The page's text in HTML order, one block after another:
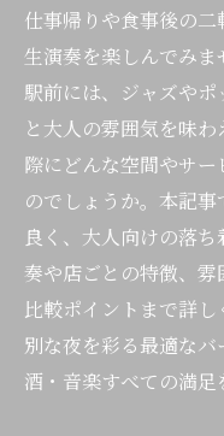
仕事帰りや食事後の
生演奏を楽しんでみ
駅前には、ジャズや
と大人の雰囲気を味
際にどんな空間やサ
のでしょうか。本記
良く、大人向けの落
奏や店ごとの特徴、
比較ポイントまで詳
別な夜を彩る最適な
酒・音楽すべての満足